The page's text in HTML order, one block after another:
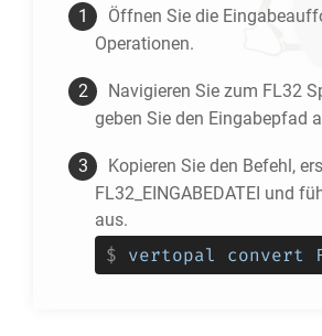
Öffnen Sie die
Operationen.
Navigieren Sie zum FL32
geben Sie den Eingabepfad
Kopieren Sie den Befehl,
FL32_EINGABEDATEI und
aus.
$ vertopal convert